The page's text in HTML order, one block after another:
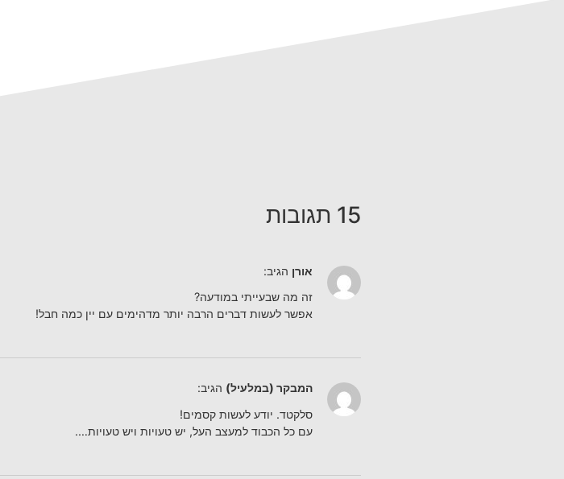
15 תגובות
אורן הגיב:
זה מה שבעייתי במודעה?
אפשר לעשות דברים הרבה יותר מדהימים עם יין כמה חבל!
המבקר (במלעיל) הגיב:
סלקטד. יודע לעשות קסמים!
עם כל הכבוד למעצב העל, יש טעויות ויש טעויות….